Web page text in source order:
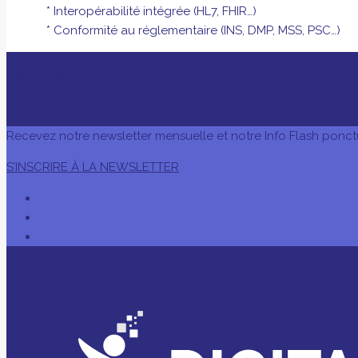
* Interopérabilité intégrée (HL7, FHIR…)
* Conformité au réglementaire (INS, DMP, MSS, PSC…)
Recevez notre newsletter mensuelle et notre Info Flash
S’INSCRIRE À LA NEWSLETTER